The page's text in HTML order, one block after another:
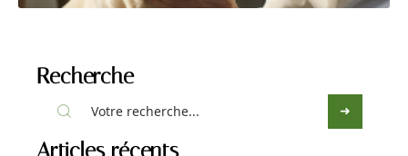
Recherche
Articles récents